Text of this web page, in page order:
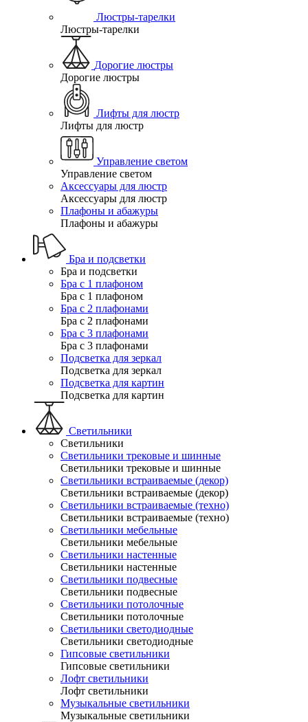
Люстры-тарелки
Люстры-тарелки
Дорогие люстры
Дорогие люстры
Лифты для люстр
Лифты для люстр
Управление светом
Управление светом
Аксессуары для люстр
Аксессуары для люстр
Плафоны и абажуры
Плафоны и абажуры
Бра и подсветки
Бра и подсветки
Бра с 1 плафоном
Бра с 1 плафоном
Бра с 2 плафонами
Бра с 2 плафонами
Бра с 3 плафонами
Бра с 3 плафонами
Подсветка для зеркал
Подсветка для зеркал
Подсветка для картин
Подсветка для картин
Светильники
Светильники
Светильники трековые и шинные
Светильники трековые и шинные
Светильники встраиваемые (декор)
Светильники встраиваемые (декор)
Светильники встраиваемые (техно)
Светильники встраиваемые (техно)
Светильники мебельные
Светильники мебельные
Светильники настенные
Светильники настенные
Светильники подвесные
Светильники подвесные
Светильники потолочные
Светильники потолочные
Светильники светодиодные
Светильники светодиодные
Гипсовые светильники
Гипсовые светильники
Лофт светильники
Лофт светильники
Музыкальные светильники
Музыкальные светильники